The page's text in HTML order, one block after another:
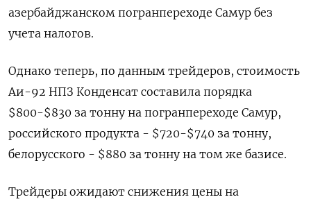
азербайджанском погранпереходе Самур без
учета налогов.
Однако теперь, по данным трейдеров, стоимость
Аи-92 НПЗ Конденсат составила порядка
$800-$830 за тонну на погранпереходе Самур,
российского продукта - $720-$740 за тонну,
белорусского - $880 за тонну на том же базисе.
Трейдеры ожидают снижения цены на